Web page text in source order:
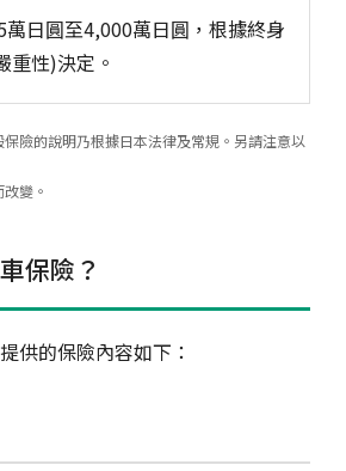
日圓至4,000萬日圓，根據終身
重性)決定。
險的說明乃根據日本法律及常規。另請注意以
變。
保險？
供的保險內容如下：